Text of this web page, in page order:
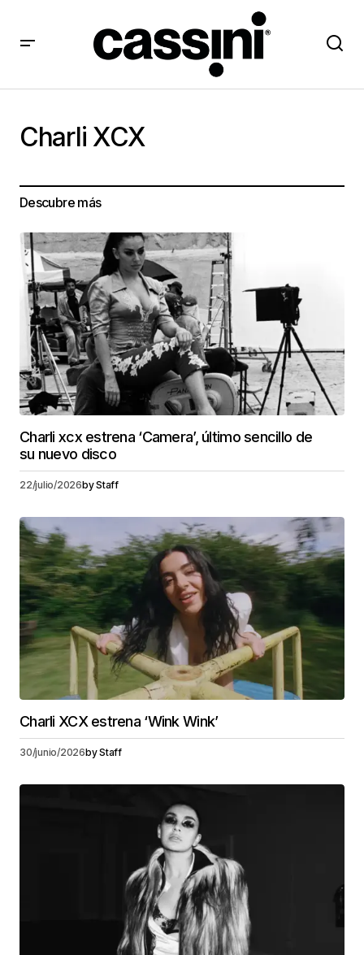
Charli XCX
Descubre más
Charli xcx estrena ‘Camera’, último sencillo de
su nuevo disco
22/julio/2026byStaff
Charli XCX estrena ‘Wink Wink’
30/junio/2026byStaff